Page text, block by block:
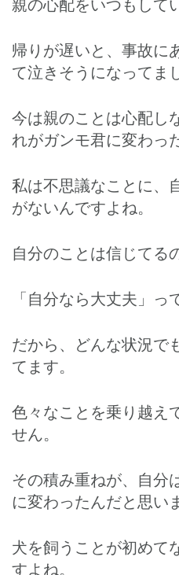
親の心配をいつもして
帰りが遅いと、事故に
て泣きそうになってま
今は親のことは心配し
れがガンモ君に変わっ
私は不思議なことに、
がないんですよね。
自分のことは信じてる
「自分なら大丈夫」っ
だから、どんな状況で
てます。
色々なことを乗り越え
せん。
その積み重ねが、自分
に変わったんだと思い
犬を飼うことが初めて
すよね。